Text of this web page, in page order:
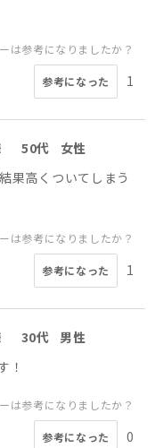
は参考になりましたか？
参考になった 1
50代
女性
果高くついてしまう
は参考になりましたか？
参考になった 1
30代
男性
！
は参考になりましたか？
参考になった 0